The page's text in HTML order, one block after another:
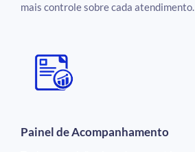
mais controle sobre cada atendimento.
Painel de Acompanhamento